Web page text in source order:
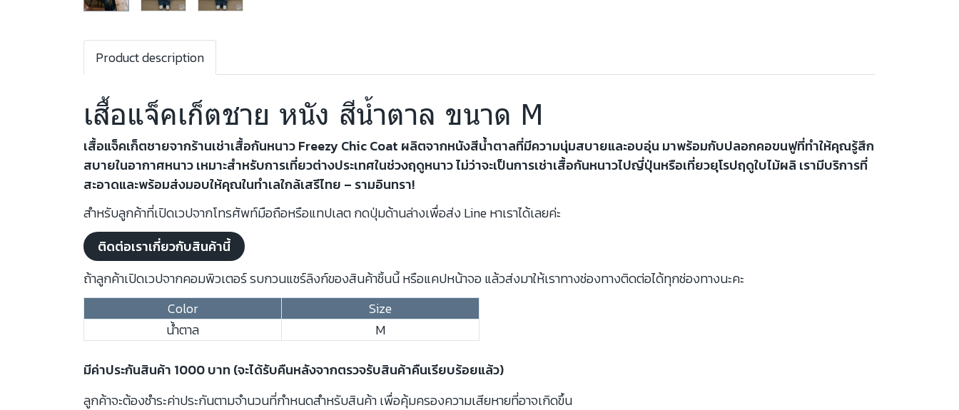
Product description
เสื้อแจ็คเก็ตชาย หนัง สีน้ำตาล ขนาด M
เสื้อแจ็คเก็ตชายจากร้านเช่าเสื้อกันหนาว Freezy Chic Coat ผลิตจากหนังสีน้ำตาลที่มีความนุ่มสบายและอบอุ่น มาพร้อมกับปลอกคอขนฟูที่ทำให้คุณรู้สึก
สบายในอากาศหนาว เหมาะสำหรับการเที่ยวต่างประเทศในช่วงฤดูหนาว ไม่ว่าจะเป็นการเช่าเสื้อกันหนาวไปญี่ปุ่นหรือเที่ยวยุโรปฤดูใบไม้ผลิ เรามีบริการที่
สะอาดและพร้อมส่งมอบให้คุณในทำเลใกล้เสรีไทย – รามอินทรา!
สำหรับลูกค้าที่เปิดเวปจากโทรศัพท์มือถือหรือแทปเลต กดปุ่มด้านล่างเพื่อส่ง Line หาเราได้เลยค่ะ
ติดต่อเราเกี่ยวกับสินค้านี้
ถ้าลูกค้าเปิดเวปจากคอมพิวเตอร์ รบกวนแชร์ลิงก์ของสินค้าชิ้นนี้ หรือแคปหน้าจอ แล้วส่งมาให้เราทางช่องทางติดต่อได้ทุกช่องทางนะคะ
Color
Size
น้ำตาล
M
มีค่าประกันสินค้า 1000 บาท (จะได้รับคืนหลังจากตรวจรับสินค้าคืนเรียบร้อยแล้ว)
ลูกค้าจะต้องชำระค่าประกันตามจำนวนที่กำหนดสำหรับสินค้า เพื่อคุ้มครองความเสียหายที่อาจเกิดขึ้น